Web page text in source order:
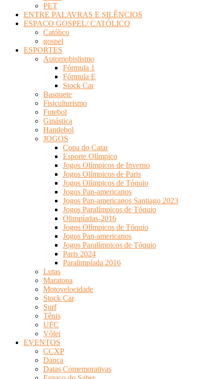
PET
ENTRE PALAVRAS E SILÊNCIOS
ESPAÇO GOSPEL/ CATÓLICO
Católico
gospel
ESPORTES
Automobislismo
Fórmula 1
Fórmula E
Stock Car
Basquete
Fisiculturismo
Futebol
Ginástica
Handebol
JOGOS
Copa do Catar
Esporte Olímpico
Jogos Olímpicos de Inverno
Jogos Olímpicos de Paris
Jogos Olímpicos de Tóquio
Jogos Pan-americanos
Jogos Pan-americanos Santiago 2023
Jogos Paralímpicos de Tóquio
Olimpíadas-2016
Jogos Olímpicos de Tóquio
Jogos Pan-americanos
Jogos Paralímpicos de Tóquio
Paris 2024
Paralimpíada 2016
Lutas
Maratona
Motovelocidade
Stock Car
Surf
Tênis
UFC
Vôlei
EVENTOS
CCXP
Dança
Datas Comemorativas